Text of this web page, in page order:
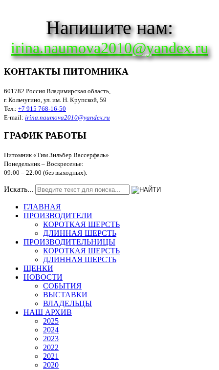
Напишите нам:
irina.naumova2010@yandex.ru
КОНТАКТЫ ПИТОМНИКА
601782 Россия Владимирская область,
г. Кольчугино, ул. им. Н. Крупской, 59
Тел.: +7 915 768-16-50
E-mail: irina.naumova2010@yandex.ru
ГРАФИК РАБОТЫ
Питомник «Тим Зильбер Вассерфаль»
Понедельник – Воскресенье:
09:00 – 22:00 (без выходных).
Искать...
ГЛАВНАЯ
ПРОИЗВОДИТЕЛИ
КОРОТКАЯ ШЕРСТЬ
ДЛИННАЯ ШЕРСТЬ
ПРОИЗВОДИТЕЛЬНИЦЫ
КОРОТКАЯ ШЕРСТЬ
ДЛИННАЯ ШЕРСТЬ
ЩЕНКИ
НОВОСТИ
СОБЫТИЯ
ВЫСТАВКИ
ВЛАДЕЛЬЦЫ
НАШ АРХИВ
2025
2024
2023
2022
2021
2020